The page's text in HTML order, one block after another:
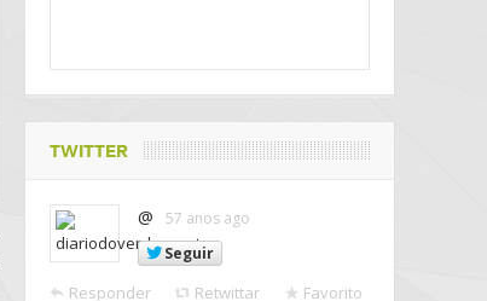
TWITTER
@
57 anos ago
Seguir
Responder Retwittar Favorito